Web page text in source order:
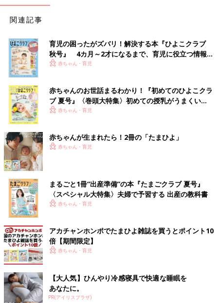
関連記事
育児の困ったがズバリ！解決する本『ひよこクラブ
秋号』 4カ月～2才になるまで、育児に役立つ情報が
いっぱい！
赤ちゃん・育児
赤ちゃんのお世話まるわかり！『初めてのひよこクラ
ブ 夏号』〈巻頭大特集〉初めての授乳がうまくい
く！ おっぱい・ミルクの基本と夏のトラブル 解決テ
赤ちゃん・育児
赤ちゃんが生まれたら！2冊の「たまひよ」
赤ちゃん・育児
まるごと1冊“出産準備”の本『たまごクラブ 夏号』
〈スペシャル大特集〉夫婦で予習する 出産の教科書
赤ちゃん・育児
アカチャンホンポでたまひよ雑誌を買うとポイント10
倍【期間限定】
赤ちゃん・育児
【大人気】ひんやり冷感寝具で快適な睡眠を
あなたに。
PR(アイリスプラザ)